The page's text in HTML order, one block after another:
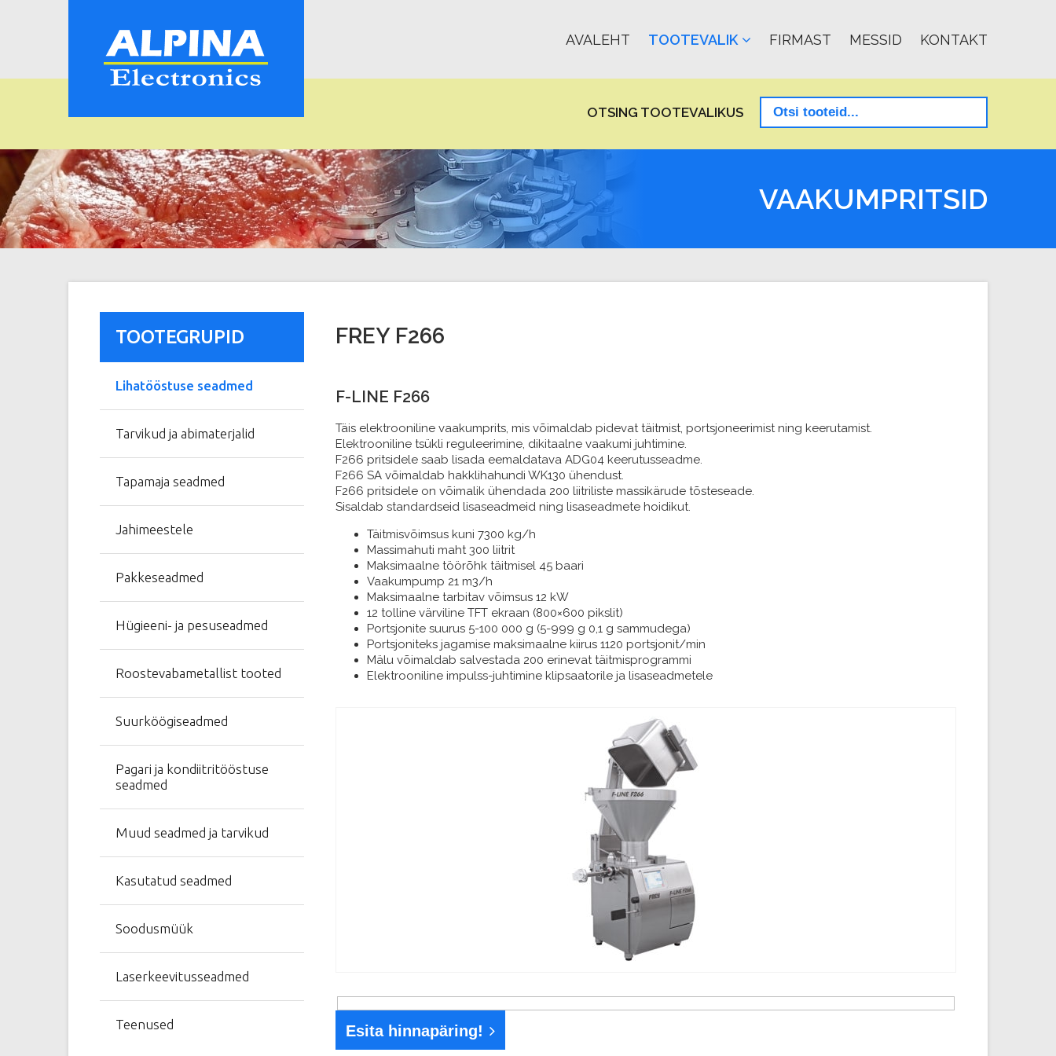
AVALEHT TOOTEVALIK FIRMAST MESSID KONTAKT
OTSING TOOTEVALIKUS
VAAKUMPRITSID
TOOTEGRUPID
Lihatööstuse seadmed
Tarvikud ja abimaterjalid
Tapamaja seadmed
Jahimeestele
Pakkeseadmed
Hügieeni- ja pesuseadmed
Roostevabametallist tooted
Suurköögiseadmed
Pagari ja kondiitritööstuse
seadmed
Muud seadmed ja tarvikud
Kasutatud seadmed
Soodusmüük
Laserkeevitusseadmed
Teenused
FREY F266
F-LINE F266
Täis elektrooniline vaakumprits, mis võimaldab pidevat täitmist, portsjoneerimist ning keerutamist.
Elektrooniline tsükli reguleerimine, dikitaalne vaakumi juhtimine.
F266 pritsidele saab lisada eemaldatava ADG04 keerutusseadme.
F266 SA võimaldab hakklihahundi WK130 ühendust.
F266 pritsidele on võimalik ühendada 200 liitriliste massikärude tõsteseade.
Sisaldab standardseid lisaseadmeid ning lisaseadmete hoidikut.
Täitmisvõimsus kuni 7300 kg/h
Massimahuti maht 300 liitrit
Maksimaalne töörõhk täitmisel 45 baari
Vaakumpump 21 m3/h
Maksimaalne tarbitav võimsus 12 kW
12 tolline värviline TFT ekraan (800×600 pikslit)
Portsjonite suurus 5-100 000 g (5-999 g 0,1 g sammudega)
Portsjoniteks jagamise maksimaalne kiirus 1120 portsjonit/min
Mälu võimaldab salvestada 200 erinevat täitmisprogrammi
Elektrooniline impulss-juhtimine klipsaatorile ja lisaseadmetele
Esita hinnapäring!